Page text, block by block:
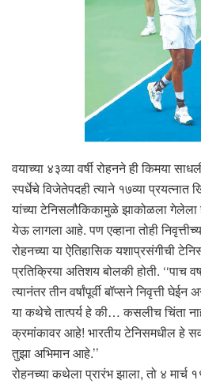
वयाच्या ४३व्या वर्षी रोहनने ही किमया
स्पर्धेचे विजेतेपदही त्याने १७व्या
यांच्या टेनिसलौकिकामुळे झाकोळला
येऊ लागला आहे. पण एव्हाना तोही
रोहनच्या या ऐतिहासिक यशाप्रसंगीची
प्रतिक्रिया अतिशय बोलकी होती. ‘‘पाच
त्यानंतर तीन वर्षांपूर्वी बॉप्सने निवृत्ती
या कथेचे तात्पर्य हे की… कसलीच चिंता
क्रमांकावर आहे! भारतीय टेनिसमधील हे
तुझा अभिमान आहे.’’
रोहनच्या कथेला प्रारंभ झाला, तो ४ मार्च